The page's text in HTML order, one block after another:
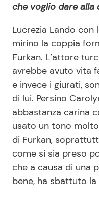
che voglio dare alla
Lucrezia Lando con
mirino la coppia
Furkan. L’attore
avrebbe avuto vita
e invece i giurati,
di lui. Persino
abbastanza carina
usato un tono
di Furkan,
come si sia preso
che a causa di una
bene, ha sbattuto